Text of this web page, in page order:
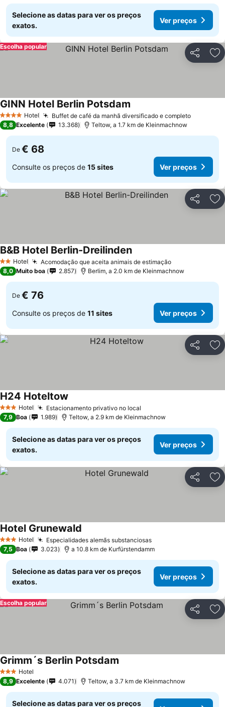
Selecione as datas para ver os preços
exatos.
Ver preços
Partilhar
Escolha popular
4 EstrelasHotel Buffet de café da manhã diversificado e completo
GINN Hotel Berlin Potsdam
8,8 Excelente 13.368 Teltow, a 1.7 km de Kleinmachnow
De € 68
Consulte os preços de 15 sites Ver preços
Partilhar
2 Estrelas
Hotel Acomodação que aceita animais de estimação
B&B Hotel Berlin-Dreilinden
8,0 Muito boa 2.857 Berlim, a 2.0 km de Kleinmachnow
De € 76
Consulte os preços de 11 sites Ver preços
Partilhar
3 EstrelasHotel Estacionamento privativo no local
H24 Hoteltow
7,9 Boa 1.989 Teltow, a 2.9 km de Kleinmachnow
Selecione as datas para ver os preços
exatos.
Ver preços
Partilhar
3 EstrelasHotel Especialidades alemãs substanciosas
Hotel Grunewald
7,5 Boa 3.023 a 10.8 km de Kurfürstendamm
Selecione as datas para ver os preços
exatos.
Ver preços
Partilhar
Escolha popular
3 EstrelasHotel
Grimm´s Berlin Potsdam
8,9 Excelente 4.071 Teltow, a 3.7 km de Kleinmachnow
Selecione as datas para ver os preços